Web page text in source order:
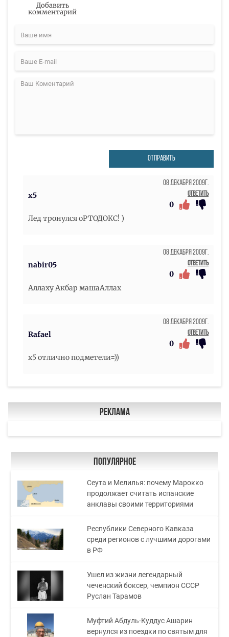
Добавить
комментарий
ОТПРАВИТЬ
x5
08 Декабря 2009г.
Ответить
0
Лед тронулся оРТОДОКС! )
nabir05
08 Декабря 2009г.
Ответить
0
Аллаху Акбар машаАллах
Rafael
08 Декабря 2009г.
Ответить
0
х5 отлично подметели=))
Реклама
Популярное
Сеута и Мелилья: почему Марокко
продолжает считать испанские
анклавы своими территориями
Республики Северного Кавказа
среди регионов с лучшими дорогами
в РФ
Ушел из жизни легендарный
чеченский боксер, чемпион СССР
Руслан Тарамов
Муфтий Абдуль-Куддус Ашарин
вернулся из поездки по святым для